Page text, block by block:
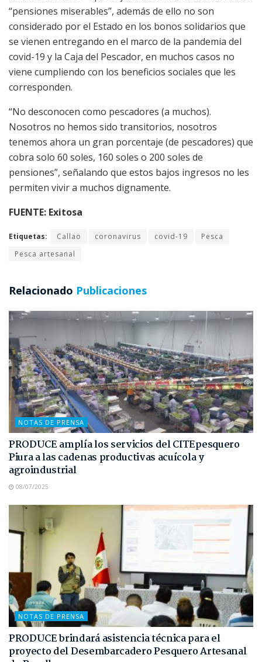
“pensiones miserables”, además de ello no son
considerado por el Estado en los bonos solidarios que
se vienen entregando en el marco de la pandemia del
covid-19 y la Caja del Pescador, en muchos casos no
viene cumpliendo con los beneficios sociales que les
corresponden.
“No desconocen como pescadores (a muchos).
Nosotros no hemos sido transitorios, nosotros
tenemos ahora un gran porcentaje (de pescadores) que
cobra solo 60 soles, 160 soles o 200 soles de
pensiones”, señalando que estos bajos ingresos no les
permiten vivir a muchos dignamente.
FUENTE: Exitosa
Etiquetas: Callao coronavirus covid-19
Pesca
Pesca artesanal
Relacionado Publicaciones
NOTAS DE PRENSA
PRODUCE amplía los servicios del CITEpesquero
Piura a las cadenas productivas acuícola y
agroindustrial
08/07/2025
NOTAS DE PRENSA
PRODUCE brindará asistencia técnica para el
proyecto del Desembarcadero Pesquero Artesanal